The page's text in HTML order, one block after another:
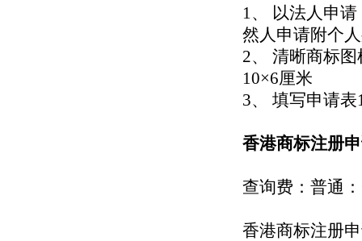
1、 以法人申
然人申请附个
2、 清晰商标
10×6厘米
3、 填写申请
香港商标注册
查询费：普通
香港商标注册